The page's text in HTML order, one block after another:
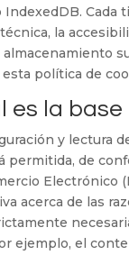
IndexedDB. Cada
la
política de
es la
y lectura
permitida, de
Electrónico
acerca de las
ejemplo, el